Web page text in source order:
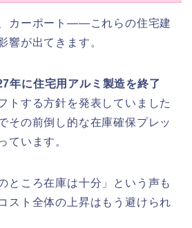
カーポート——これらの住宅建
響が出てきます。
年に住宅用アルミ製造を終了
トする方針を発表していました
その前倒し的な在庫確保プレッ
ています。
ところ在庫は十分」という声も
スト全体の上昇はもう避けられ